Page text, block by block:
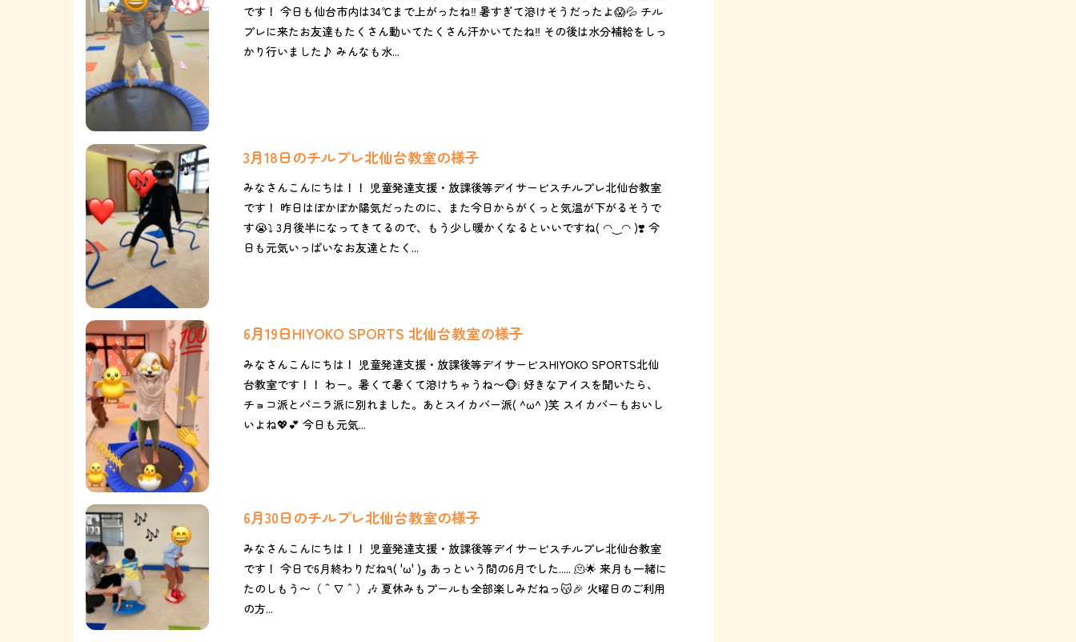
です！ 今日も仙台市内は34℃まで上がったね‼️ 暑すぎて溶けそうだったよ😱💦 チル
プレに来たお友達もたくさん動いてたくさん汗かいてたね‼️ その後は水分補給をしっ
かり行いました♪ みんなも水...
3月18日のチルプレ北仙台教室の様子
みなさんこんにちは！！ 児童発達支援・放課後等デイサービスチルプレ北仙台教室
です！ 昨日はぽかぽか陽気だったのに、また今日からがくっと気温が下がるそうで
す😭⤵︎ 3月後半になってきてるので、もう少し暖かくなるといいですね( ◠‿◠ )❣️ 今
日も元気いっぱいなお友達とたく...
6月19日HIYOKO SPORTS 北仙台教室の様子
みなさんこんにちは！ 児童発達支援・放課後等デイサービスHIYOKO SPORTS北仙
台教室です！！ わー。暑くて暑くて溶けちゃうね〜🐵❕ 好きなアイスを聞いたら、
チョコ派とバニラ派に別れました。あとスイカバー派( ^ω^ )笑 スイカバーもおいし
いよね💖💕 今日も元気...
6月30日のチルプレ北仙台教室の様子
みなさんこんにちは！！ 児童発達支援・放課後等デイサービスチルプレ北仙台教室
です！ 今日で6月終わりだね٩( 'ω' )و あっという間の6月でした..... 🫠🌟 来月も一緒に
たのしもう〜（＾∇＾）🎶 夏休みもプールも全部楽しみだねっ😽🎉 火曜日のご利用
の方...